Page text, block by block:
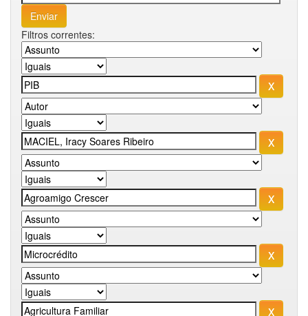
Filtros correntes: